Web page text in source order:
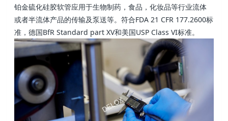
铂金硫化硅胶软管应用于生物制药，食品，化妆品等行业流体
或者半流体产品的传输及泵送等。符合FDA 21 CFR 177.2600标
准，德国BfR Standard part XV和美国USP Class VI标准。